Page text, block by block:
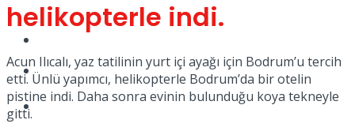
Kadınca
Podcast
helikopterle indi.
Acun Ilıcalı, yaz tatilinin yurt içi ayağı için Bodrum’u tercih
etti. Ünlü yapımcı, helikopterle Bodrum’da bir otelin
pistine indi. Daha sonra evinin bulunduğu koya tekneyle
gitti.